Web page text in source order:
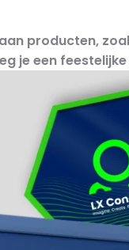
producten,
je een